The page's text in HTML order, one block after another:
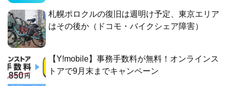
札幌ポロクルの復旧は週明け予定、東京エリア
はその後か（ドコモ・バイクシェア障害）
【Y!mobile】事務手数料が無料！オンラインス
トアで9月末までキャンペーン